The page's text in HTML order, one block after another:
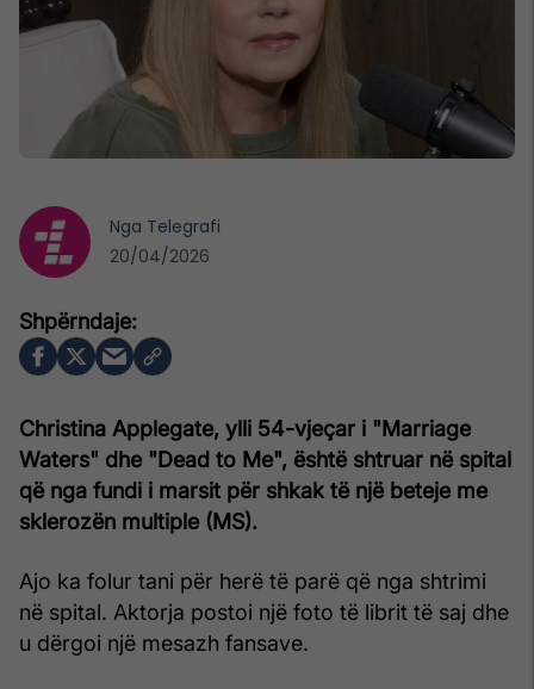
Christina Applegate, ylli 54-vjeçar i "Marriage
Waters" dhe "Dead to Me", është shtruar në spital
që nga fundi i marsit për shkak të një beteje me
sklerozën multiple (MS).
Ajo ka folur tani për herë të parë që nga shtrimi
në spital. Aktorja postoi një foto të librit të saj dhe
u dërgoi një mesazh fansave.
Nga Telegrafi
20/04/2026